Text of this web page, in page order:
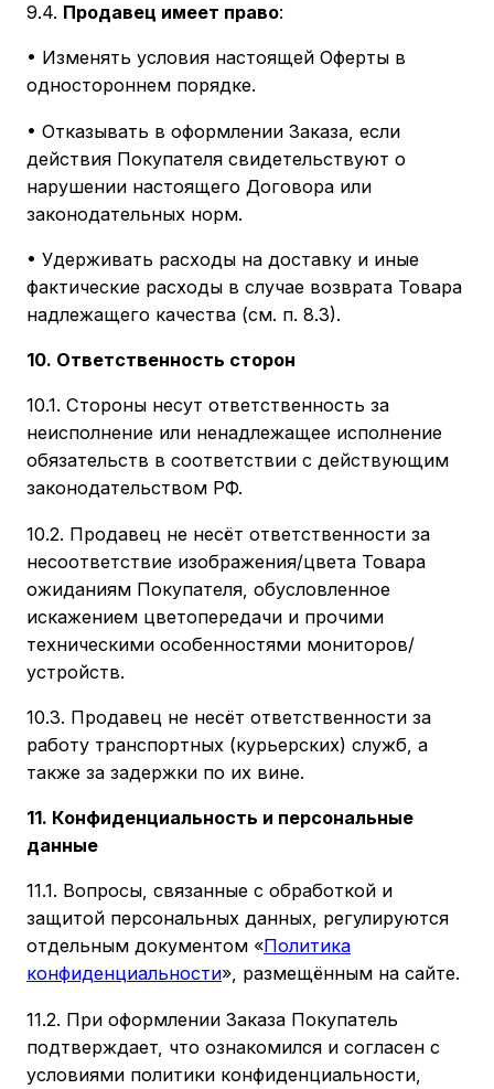
9.4. Продавец имеет право:
• Изменять условия настоящей Оферты в
одностороннем порядке.
• Отказывать в оформлении Заказа, если
действия Покупателя свидетельствуют о
нарушении настоящего Договора или
законодательных норм.
• Удерживать расходы на доставку и иные
фактические расходы в случае возврата Товара
надлежащего качества (см. п. 8.3).
10. Ответственность сторон
10.1. Стороны несут ответственность за
неисполнение или ненадлежащее исполнение
обязательств в соответствии с действующим
законодательством РФ.
10.2. Продавец не несёт ответственности за
несоответствие изображения/цвета Товара
ожиданиям Покупателя, обусловленное
искажением цветопередачи и прочими
техническими особенностями мониторов/
устройств.
10.3. Продавец не несёт ответственности за
работу транспортных (курьерских) служб, а
также за задержки по их вине.
11. Конфиденциальность и персональные
данные
11.1. Вопросы, связанные с обработкой и
защитой персональных данных, регулируются
отдельным документом «Политика
конфиденциальности», размещённым на сайте.
11.2. При оформлении Заказа Покупатель
подтверждает, что ознакомился и согласен с
условиями политики конфиденциальности,